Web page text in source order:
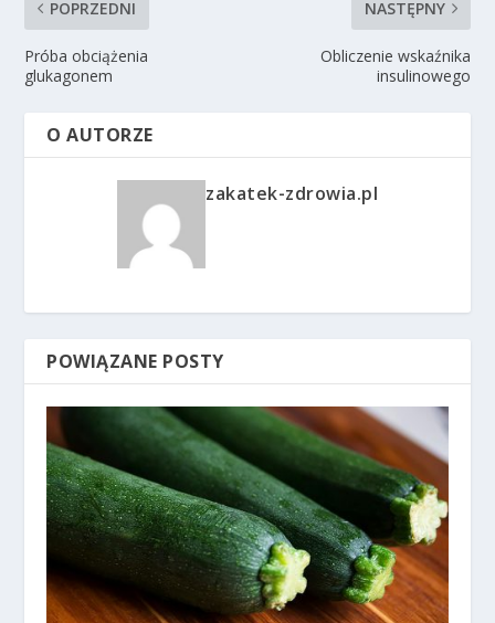
POPRZEDNI
Próba obciążenia
glukagonem
NASTĘPNY
Obliczenie wskaźnika
insulinowego
O AUTORZE
zakatek-zdrowia.pl
POWIĄZANE POSTY